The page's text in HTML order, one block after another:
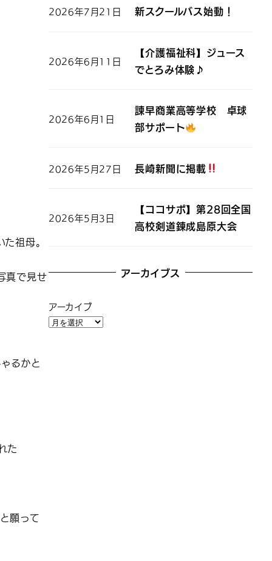
祖母。
真で見せ
るかと
た
願って
新スクールバス始動！
2026年7月21日
【介護福祉科】ジュース
でとろみ体験♪
2026年6月11日
諫早商業高等学校 卓球
部サポート
2026年6月1日
長崎新聞に掲載
2026年5月27日
【ココサポ】第28回全国
高校剣道錬成島原大会
2026年5月3日
アーカイブス
アーカイブ